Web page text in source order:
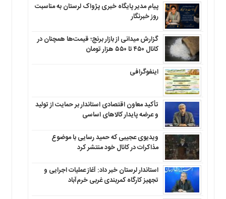
پیام مدیر پایگاه خبری پژواک لرستان به مناسبت
روز خبرنگار
گزارش میدانی از بازار برنج؛ قیمت‌ها همچنان در
کانال ۴۵۰ تا ۵۵۰ هزار تومان
اینفوگرافی
تأکید معاون اقتصادی استاندار بر حمایت از تولید
و عرضه پایدار کالاهای اساسی
ویدیوی عجیبی که حمید رسایی با موضوع
مذاکرات در کانال خود منتشر کرد
استاندار لرستان خبر داد: آغاز عملیات اجرایی و
تجهیز کارگاه کمربندی غربی خرم‌آباد